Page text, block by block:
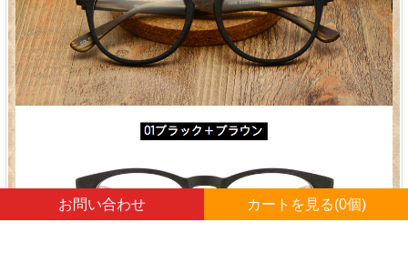
お問い合わせ カートを見る(0個)